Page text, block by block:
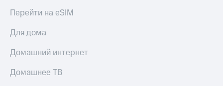
Перейти на eSIM
Для дома
Домашний интернет
Домашнее ТВ